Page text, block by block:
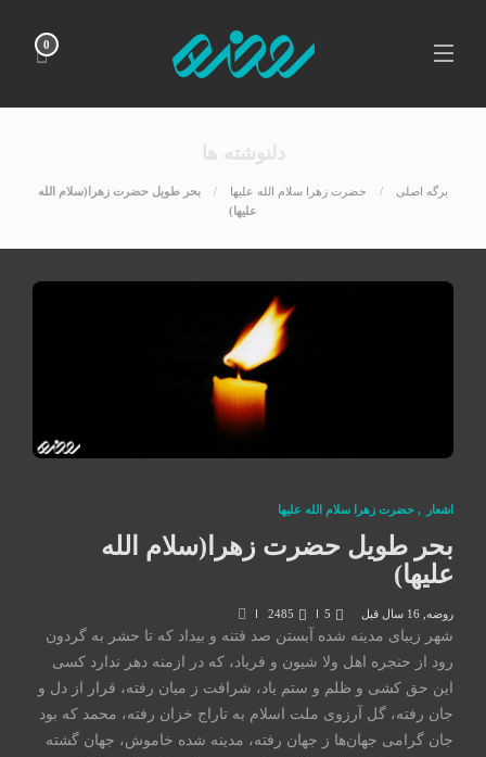
0
دلنوشته ها
برگه اصلی حضرت زهرا سلام الله علیها
بحر طویل حضرت زهرا(سلام الله
علیها)
اشعار , حضرت زهرا سلام الله علیها
بحر طویل حضرت زهرا(سلام الله
علیها)
روضه 16 سال قبل 5
2485
شهر زیبای مدینه شده آبستن صد فتنه و بیداد که تا حشر به گردون
رود از حنجره اهل ولا شیون و فریاد، که در ازمنه دهر ندارد کسی
این حق کشی و ظلم و ستم یاد، شرافت ز میان رفته، قرار از دل و
جان رفته، گل آرزوی ملت اسلام به تاراج خزان رفته، محمد که بود
جان گرامی جهان‌ها ز جهان رفته، مدینه شده خاموش، جهان گشته